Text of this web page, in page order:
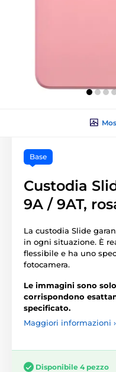
Base
Custodia
9A / 9AT,
La custodia Slide
in ogni situazione. È
flessibile e ha uno
fotocamera.
Le immagini sono
corrispondono
specificato.
Maggiori informazioni ›
Disponibile 4 pezzo